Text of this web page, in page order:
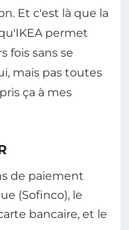
Et c'est là que la
permet
fois sans se
mais pas toutes
ça à mes
de paiement
(Sofinco), le
bancaire, et le